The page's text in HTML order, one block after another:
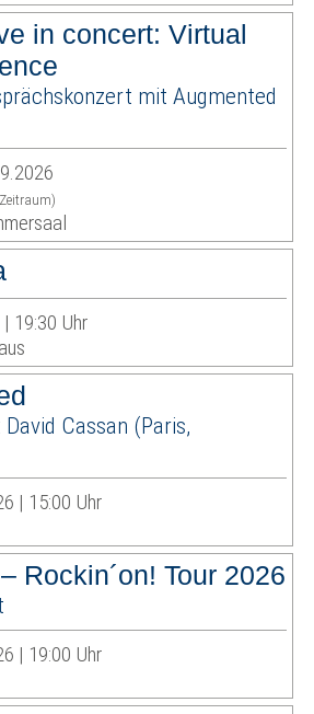
in concert: Virtual
mit Augmented
19:30 Uhr
Cassan (Paris,
| 15:00 Uhr
Rockin´on! Tour 2026
| 19:00 Uhr